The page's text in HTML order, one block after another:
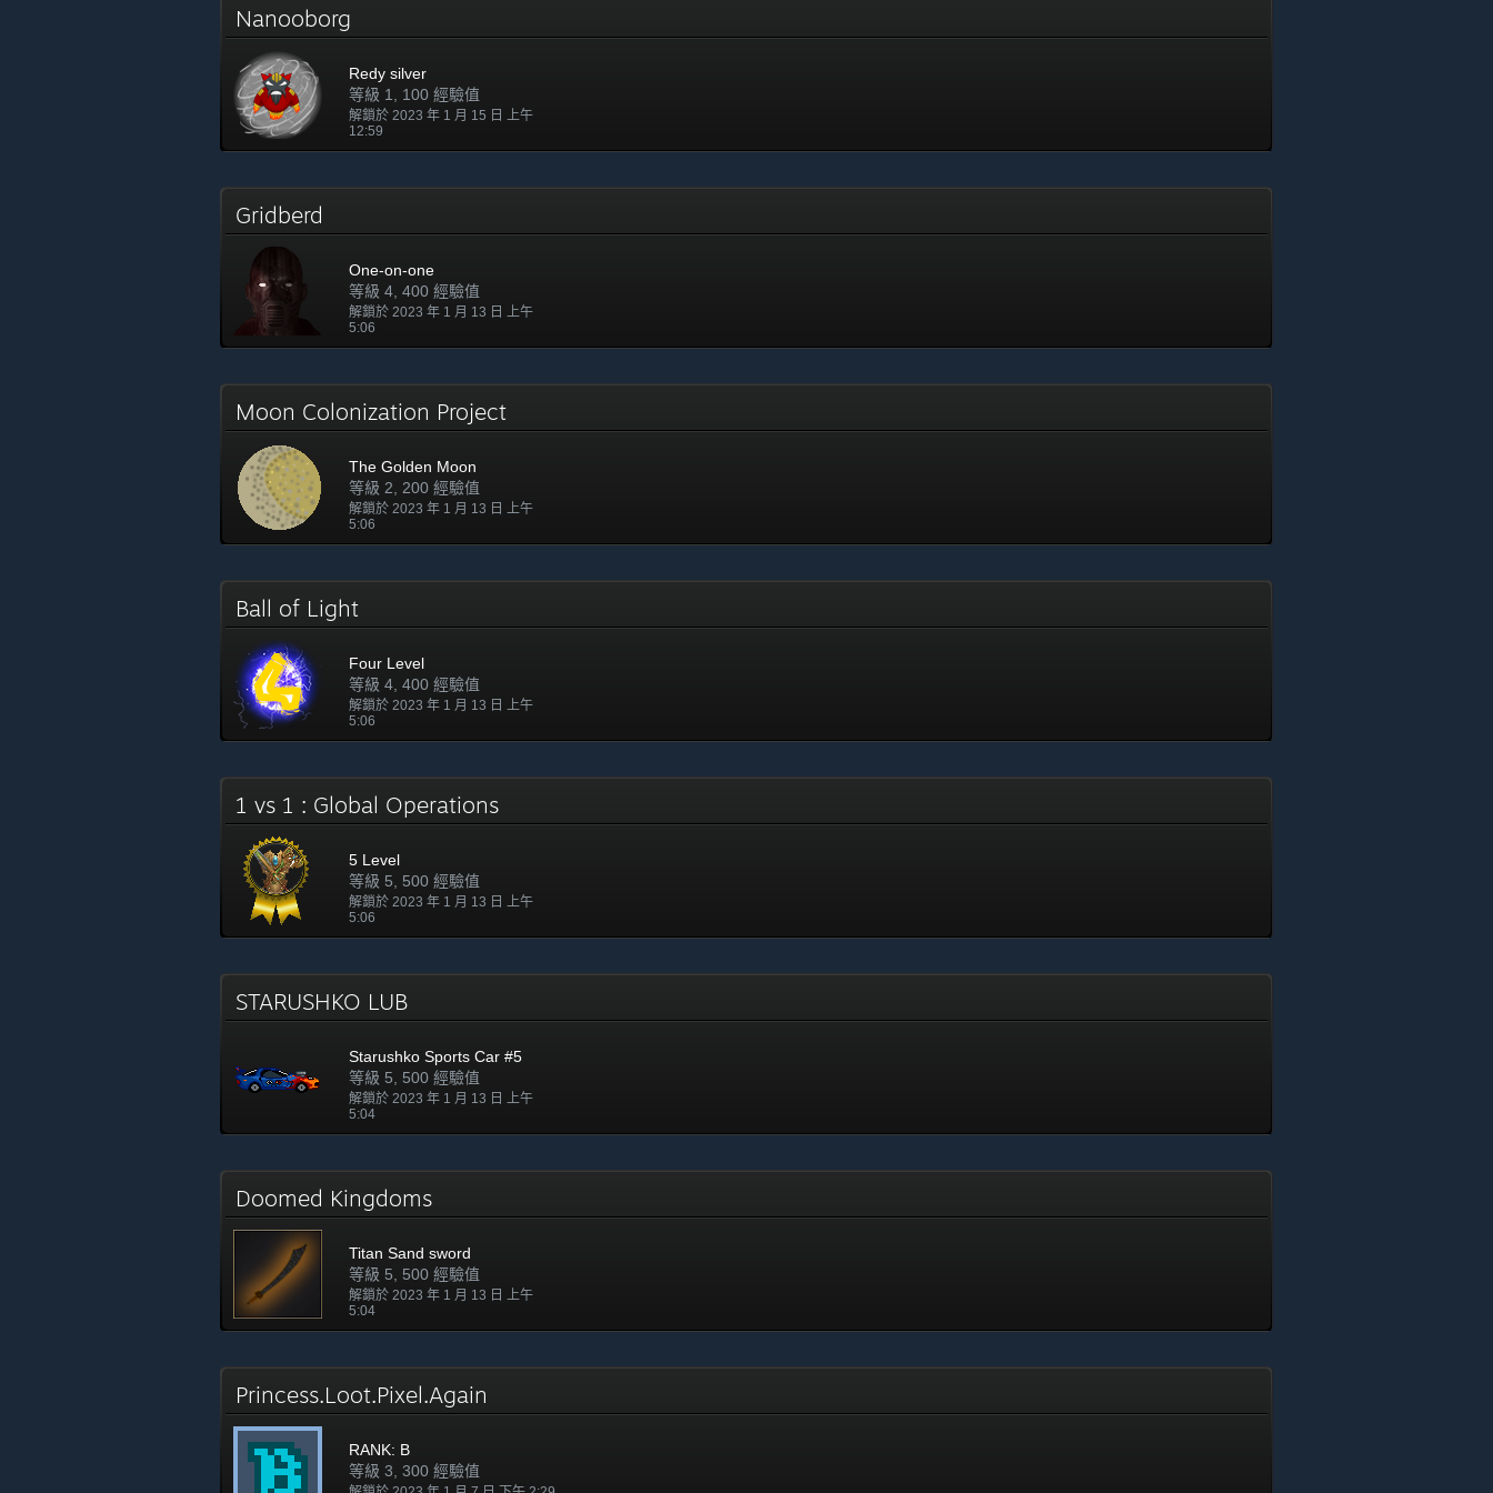
Nanooborg
Redy silver
等級 1, 100 經驗值
解鎖於 2023 年 1 月 15 日 上午
12:59
Gridberd
One-on-one
等級 4, 400 經驗值
解鎖於 2023 年 1 月 13 日 上午
5:06
Moon Colonization Project
The Golden Moon
等級 2, 200 經驗值
解鎖於 2023 年 1 月 13 日 上午
5:06
Ball of Light
Four Level
等級 4, 400 經驗值
解鎖於 2023 年 1 月 13 日 上午
5:06
1 vs 1 : Global Operations
5 Level
等級 5, 500 經驗值
解鎖於 2023 年 1 月 13 日 上午
5:06
STARUSHKO LUB
Starushko Sports Car #5
等級 5, 500 經驗值
解鎖於 2023 年 1 月 13 日 上午
5:04
Doomed Kingdoms
Titan Sand sword
等級 5, 500 經驗值
解鎖於 2023 年 1 月 13 日 上午
5:04
Princess.Loot.Pixel.Again
RANK: B
等級 3, 300 經驗值